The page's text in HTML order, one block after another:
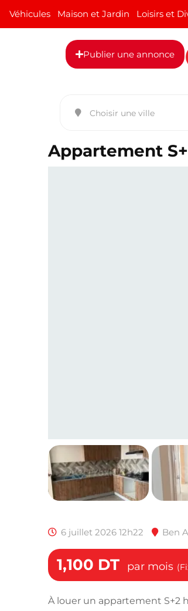
Véhicules Maison et Jardin Loisirs et
Publier une annonce
Appartement
6 juillet 2026 12h22 Ben
1,100 DT par mois
À louer un appartement S+2